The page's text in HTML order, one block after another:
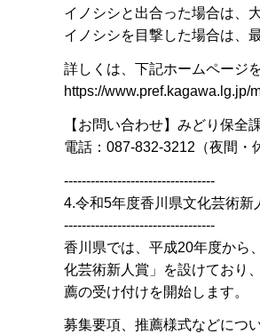
イノシシと出合った場合は、
イノシシを目撃した場合は、
詳しくは、下記ホームページ
https://www.pref.kagawa.lg.jp/
【お問い合わせ】みどり保全
電話：087-832-3212（夜間・
----------------------------------
4.令和5年度香川県文化芸術新
----------------------------------
香川県では、平成20年度から
化芸術新人賞」を設けており
薦の受け付けを開始します。
募集要項、推薦様式などにつ